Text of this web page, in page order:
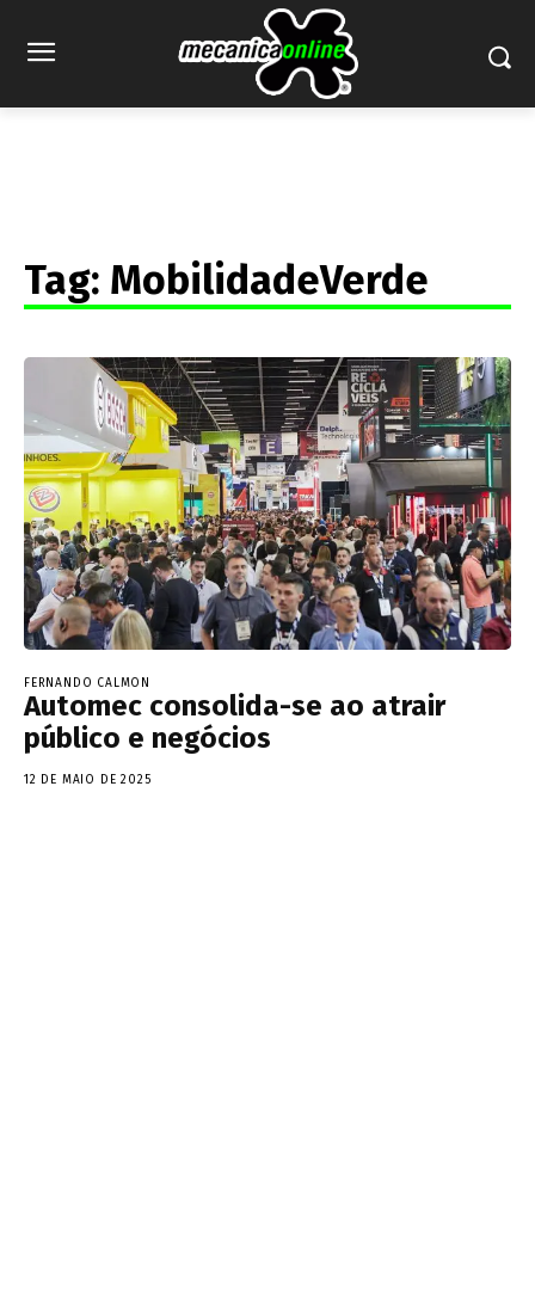
Tag: MobilidadeVerde
FERNANDO CALMON
Automec consolida-se ao atrair
público e negócios
12 DE MAIO DE 2025